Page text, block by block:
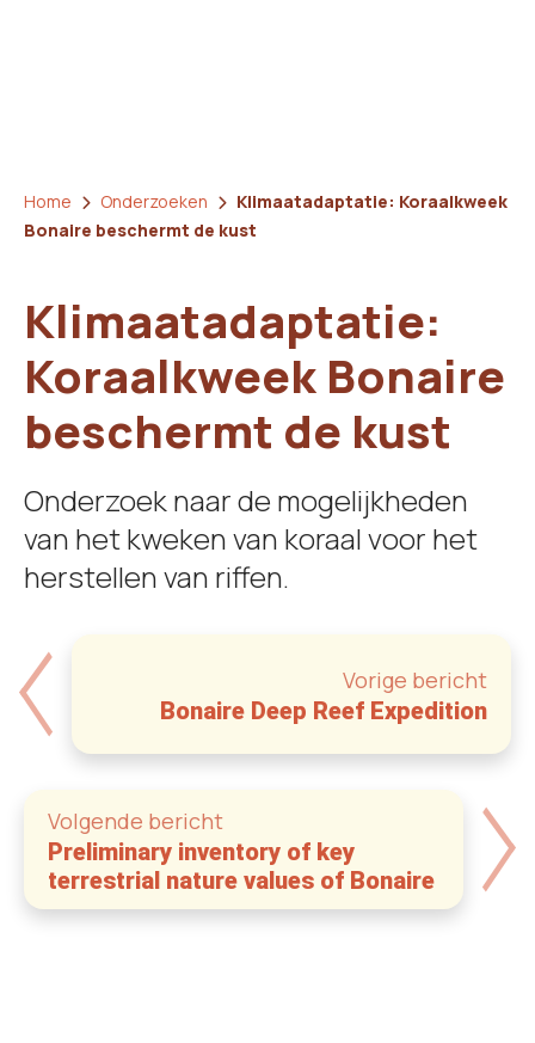
Home Onderzoeken
Klimaatadaptatie: Koraalkweek
Bonaire beschermt de kust
Klimaatadaptatie:
Koraalkweek Bonaire
beschermt de kust
Onderzoek naar de mogelijkheden
van het kweken van koraal voor het
herstellen van riffen.
Vorige bericht
Bonaire Deep Reef Expedition
Volgende bericht
Preliminary inventory of key
terrestrial nature values of Bonaire